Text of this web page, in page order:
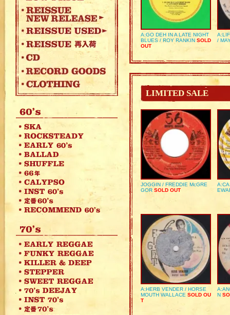
A:GO DEH IN A LATE NIGHT
BLUES / ROY RANKIN SOLD
OUT
/
LIMITED SALE
JOGGIN / FREDDIE McGRE
GOR SOLD OUT
A:HERB VENDER / HORSE
MOUTH WALLACE SOLD OU
T
N